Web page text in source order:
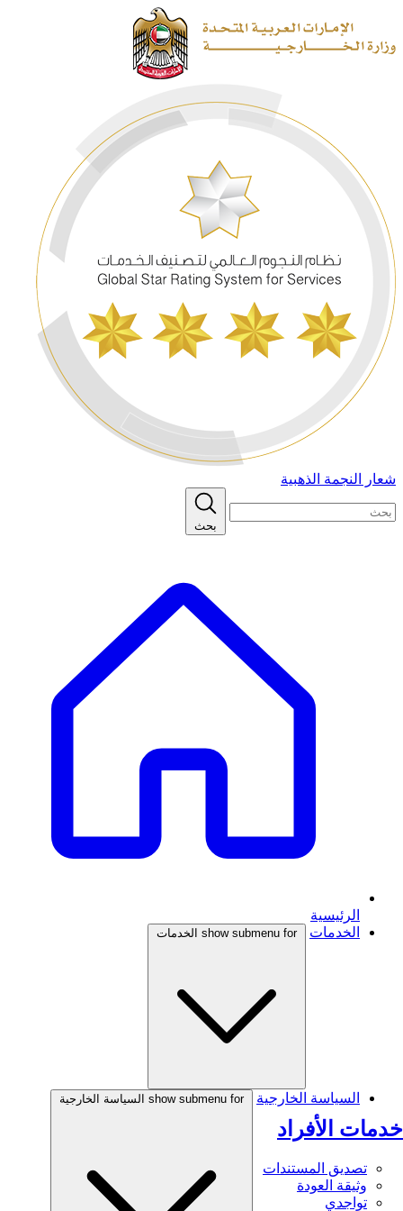
شعار النجمة الذهبية
بحث
الرئيسية
الخدمات
show submenu for الخدمات
خدمات الأفراد
تصديق المستندات
وثيقة العودة
تواجدي
السياسة الخارجية show submenu for السياسة الخارجية